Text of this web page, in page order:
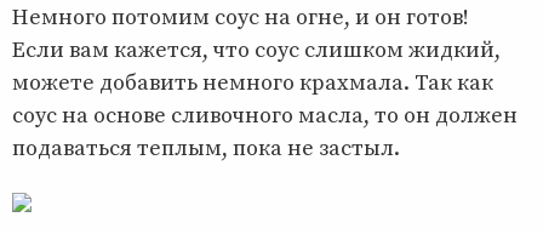
Немного потомим соус на огне, и он готов!
Если вам кажется, что соус слишком жидкий,
можете добавить немного крахмала. Так как
соус на основе сливочного масла, то он должен
подаваться теплым, пока не застыл.